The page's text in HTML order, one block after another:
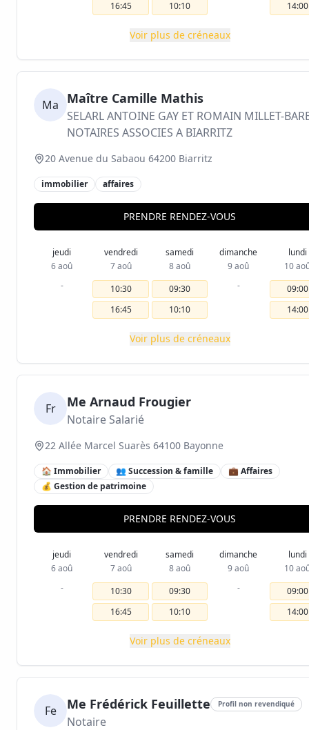
16:45
10:10
14:00
Voir plus de créneaux
Ma Maître Camille Mathis
SELARL ANTOINE GAY ET ROMAIN MILLET-
NOTAIRES ASSOCIES A BIARRITZ
20 Avenue du Sabaou 64200 Biarritz
immobilier affaires
PRENDRE RENDEZ-VOUS
jeudi
6 aoû
-
vendredi
7 aoû
10:30
16:45
samedi
8 aoû
09:30
10:10
dimanche
9 aoû
-
lundi
10
09:00
14:00
Voir plus de créneaux
Fr Me Arnaud Frougier
Notaire Salarié
22 Allée Marcel Suarès 64100 Bayonne
🏠 Immobilier 👥 Succession & famille
💼 Affaires
💰 Gestion de patrimoine
PRENDRE RENDEZ-VOUS
jeudi
6 aoû
-
vendredi
7 aoû
10:30
16:45
samedi
8 aoû
09:30
10:10
dimanche
9 aoû
-
lundi
10
09:00
14:00
Voir plus de créneaux
Fe Me Frédérick Feuillette Profil non revendiqué
Notaire